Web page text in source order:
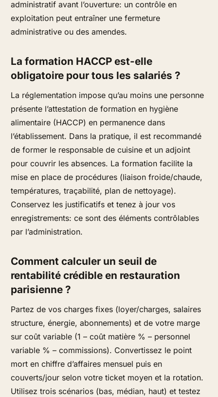
administratif avant l’ouverture: un contrôle en
exploitation peut entraîner une fermeture
administrative ou des amendes.
La formation HACCP est-elle
obligatoire pour tous les salariés ?
La réglementation impose qu’au moins une personne
présente l’attestation de formation en hygiène
alimentaire (HACCP) en permanence dans
l’établissement. Dans la pratique, il est recommandé
de former le responsable de cuisine et un adjoint
pour couvrir les absences. La formation facilite la
mise en place de procédures (liaison froide/chaude,
températures, traçabilité, plan de nettoyage).
Conservez les justificatifs et tenez à jour vos
enregistrements: ce sont des éléments contrôlables
par l’administration.
Comment calculer un seuil de
rentabilité crédible en restauration
parisienne ?
Partez de vos charges fixes (loyer/charges, salaires
structure, énergie, abonnements) et de votre marge
sur coût variable (1 – coût matière % – personnel
variable % – commissions). Convertissez le point
mort en chiffre d’affaires mensuel puis en
couverts/jour selon votre ticket moyen et la rotation.
Utilisez trois scénarios (bas, médian, haut) et testez